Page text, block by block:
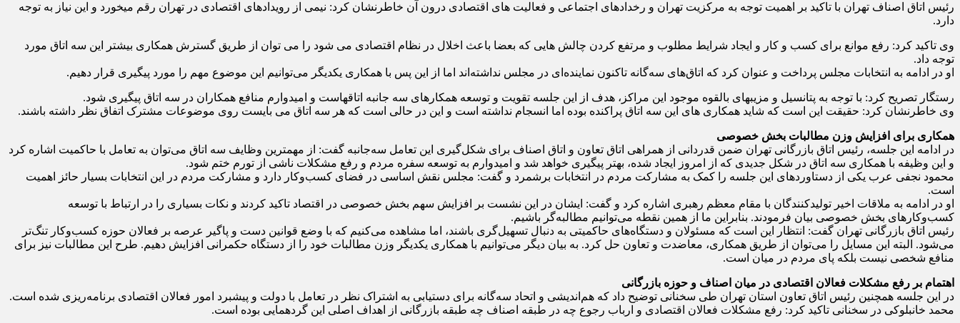
رئیس اتاق اصناف تهران با تاکید بر اهمیت توجه به مرکزیت تهران و رخدادهای اجتماعی و فعالیت های اقتصادی درون آن خاطرنشان کرد: نیمی از رویدادهای اقتصادی در تهران رقم می‎خورد و این نیاز به توجه
دارد.
وی تاکید کرد: رفع موانع برای کسب و کار و ایجاد شرایط مطلوب و مرتفع کردن چالش هایی که بعضا باعث اخلال در نظام اقتصادی می شود را می توان از طریق گسترش همکاری بیشتر این سه اتاق مورد
توجه داد.
او در ادامه به انتخابات مجلس پرداخت و عنوان کرد که اتاق‌‌های سه‌گانه تاکنون نماینده‌ای در مجلس نداشته‌اند اما از این پس با همکاری یکدیگر می‌توانیم این موضوع مهم را مورد پیگیری قرار دهیم.
رستگار تصریح کرد: با توجه به پتانسیل و مزیب‎های بالقوه موجود این مراکز، هدف از این جلسه تقویت و توسعه همکارهای سه جانبه اتاق‎هاست و امیدوارم منافع همکاران در سه اتاق پیگیری شود.
وی خاطرنشان کرد: حقیقت این است که شاید همکاری های این سه اتاق پراکنده بوده اما انسجام نداشته است و این در حالی است که هر سه اتاق می بایست روی موضوعات مشترک اتفاق نظر داشته باشند.
همکاری برای افزایش وزن مطالبات بخش خصوصی
در ادامه این جلسه، رئیس اتاق بازرگانی تهران ضمن قدردانی از همراهی اتاق تعاون و اتاق اصناف برای شکل‌گیری این تعامل سه‌جانبه گفت: از مهمترین وظایف سه اتاق می‌توان به تعامل با حاکمیت اشاره کرد
و این وظیفه با همکاری سه اتاق در شکل جدیدی که از امروز ایجاد شده، بهتر پیگیری خواهد شد و امیدوارم به توسعه سفره مردم و رفع مشکلات ناشی از تورم ختم شود.
محمود نجفی عرب یکی از دستاوردهای این جلسه را کمک به مشارکت مردم در انتخابات برشمرد و گفت: مجلس نقش اساسی در فضای کسب‌وکار دارد و مشارکت مردم در این انتخابات بسیار حائز اهمیت
است.
او در ادامه به ملاقات اخیر تولیدکنندگان با مقام معظم رهبری اشاره کرد و گفت: ایشان در این نشست بر افزایش سهم بخش خصوصی در اقتصاد تاکید کردند و نکات بسیاری را در ارتباط با توسعه
کسب‌وکارهای بخش خصوصی بیان فرمودند. بنابراین ما از همین نقطه می‌توانیم مطالبه‌گر باشیم.
رئیس اتاق بازرگانی تهران گفت: انتظار این است که مسئولان و دستگاه‌های حاکمیتی به دنبال تسهیل‌گری باشند، اما مشاهده می‌کنیم که با وضع قوانین دست و پاگیر عرصه بر فعالان حوزه کسب‌وکار تنگ‌تر
می‌شود. البته این مسایل را می‌توان از طریق همکاری، معاضدت و تعاون حل کرد. به بیان دیگر می‌توانیم با همکاری یکدیگر وزن مطالبات خود را از دستگاه حکمرانی افزایش دهیم. طرح این مطالبات نیز برای
منافع شخصی نیست بلکه پای مردم در میان است.
اهتمام بر رفع مشکلات فعالان اقتصادی در میان اصناف و حوزه بازرگانی
در این جلسه همچنین رئیس اتاق تعاون استان تهران طی سخنانی توضیح داد که هم‌اندیشی و اتحاد سه‌گانه برای دستیابی به اشتراک نظر در تعامل با دولت و پیشبرد امور فعالان اقتصادی برنامه‌ریزی شده است.
محمد خان‎بلوکی در سخنانی تاکید کرد: رفع مشکلات فعالان اقتصادی و ارباب رجوع چه در طبقه اصناف چه طبقه بازرگانی از اهداف اصلی این گردهمایی بوده است.